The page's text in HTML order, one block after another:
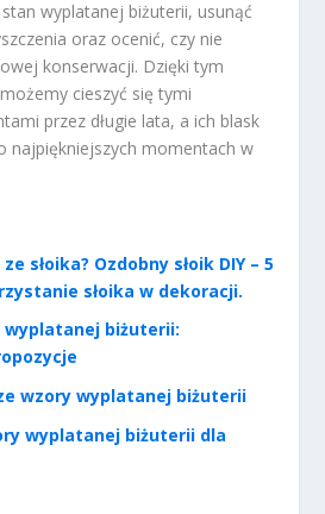
wyplatanej biżuterii, usunąć
oraz ocenić, czy nie
konserwacji. Dzięki tym
cieszyć się tymi
przez długie lata, a ich blask
najpiękniejszych momentach w
słoika? Ozdobny słoik DIY – 5
słoika w dekoracji.
biżuterii:
wzory wyplatanej biżuterii
wyplatanej biżuterii dla